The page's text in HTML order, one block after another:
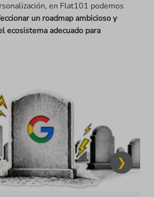
en Flat101 podemos
un roadmap ambicioso y
ecosistema adecuado para